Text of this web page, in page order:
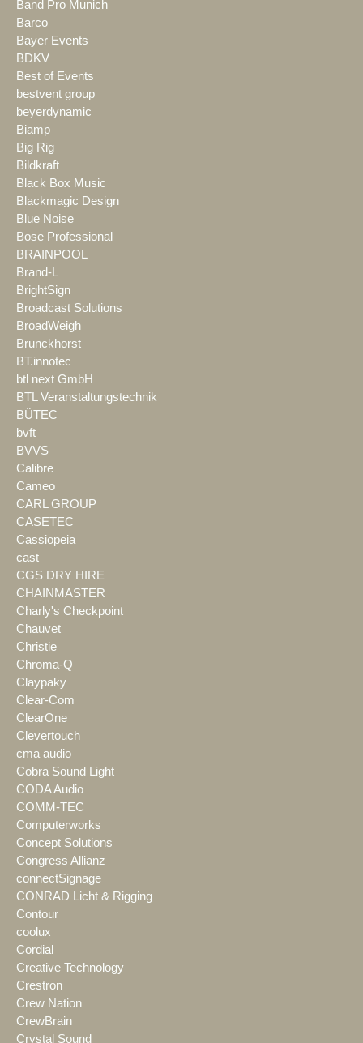
Band Pro Munich
Barco
Bayer Events
BDKV
Best of Events
bestvent group
beyerdynamic
Biamp
Big Rig
Bildkraft
Black Box Music
Blackmagic Design
Blue Noise
Bose Professional
BRAINPOOL
Brand-L
BrightSign
Broadcast Solutions
BroadWeigh
Brunckhorst
BT.innotec
btl next GmbH
BTL Veranstaltungstechnik
BÜTEC
bvft
BVVS
Calibre
Cameo
CARL GROUP
CASETEC
Cassiopeia
cast
CGS DRY HIRE
CHAINMASTER
Charly's Checkpoint
Chauvet
Christie
Chroma-Q
Claypaky
Clear-Com
ClearOne
Clevertouch
cma audio
Cobra Sound Light
CODA Audio
COMM-TEC
Computerworks
Concept Solutions
Congress Allianz
connectSignage
CONRAD Licht & Rigging
Contour
coolux
Cordial
Creative Technology
Crestron
Crew Nation
CrewBrain
Crystal Sound